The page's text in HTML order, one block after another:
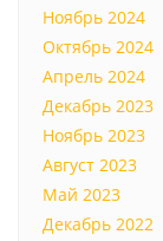
Ноябрь 2024
Октябрь 2024
Апрель 2024
Декабрь 2023
Ноябрь 2023
Август 2023
Май 2023
Декабрь 2022